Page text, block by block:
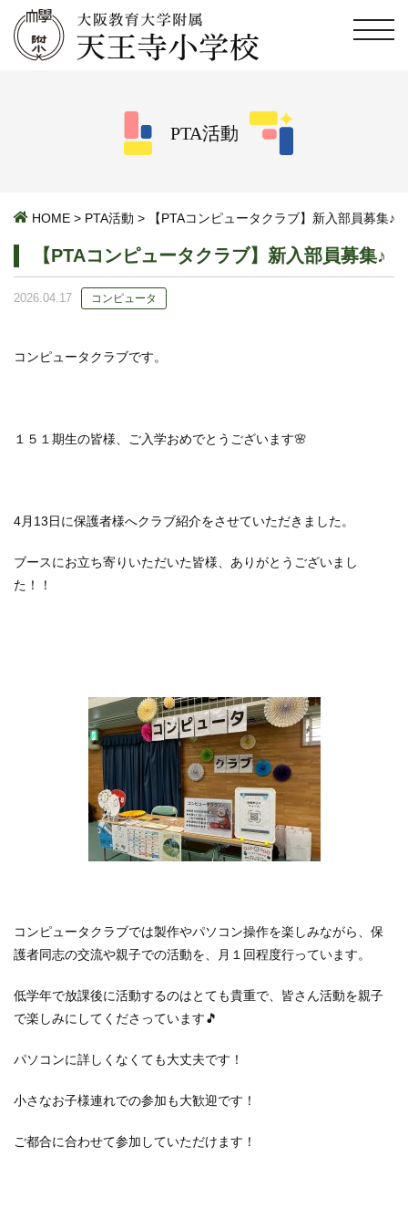
PTA活動
HOME > PTA活動 > 【PTAコンピュータクラブ】新入部員募集♪
【PTAコンピュータクラブ】新入部員募集♪
2026.04.17 コンピュータ
コンピュータクラブです。
１５１期生の皆様、ご入学おめでとうございます🌸
4月13日に保護者様へクラブ紹介をさせていただきました。
ブースにお立ち寄りいただいた皆様、ありがとうございまし
た！！
コンピュータクラブでは製作やパソコン操作を楽しみながら、保
護者同志の交流や親子での活動を、月１回程度行っています。
低学年で放課後に活動するのはとても貴重で、皆さん活動を親子
で楽しみにしてくださっています🎵
パソコンに詳しくなくても大丈夫です！
小さなお子様連れでの参加も大歓迎です！
ご都合に合わせて参加していただけます！